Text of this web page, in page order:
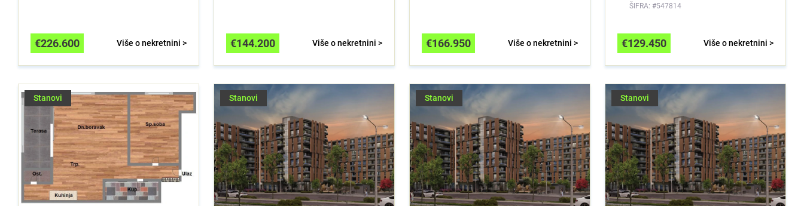
Više o nekretnini >
€226.600 Više o nekretnini >
€144.200 Više o nekretnini >
€166.950
ŠIFRA: #547814
Više o nekretnini >
€129.450
Stanovi Stanovi Stanovi Stanovi